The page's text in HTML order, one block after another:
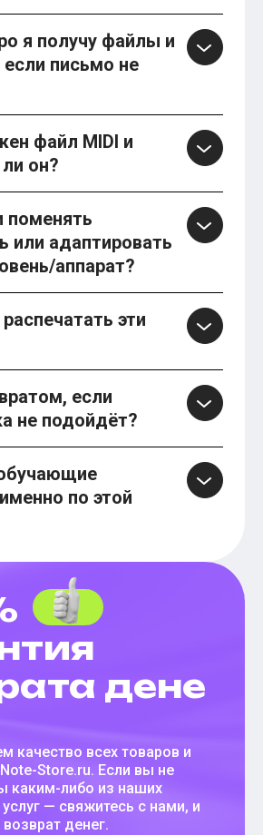
я получу файлы и
письмо не
файл MIDI и
он?
или адаптировать
аппарат?
эти
если
не подойдёт?
по этой
дене
качество всех товаров и
Note-Store.ru. Если вы не
каким-либо из наших
— свяжитесь с нами, и
денег.